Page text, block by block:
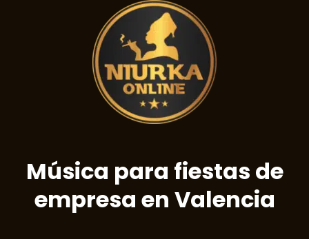
Música para fiestas de
empresa en Valencia